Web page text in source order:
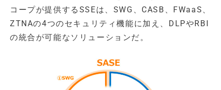
コープが提供するSSEは、SWG、CASB、FWaaS、
ZTNAの4つのセキュリティ機能に加え、DLPやRBI
の統合が可能なソリューションだ。